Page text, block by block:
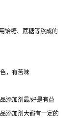
饴糖、蔗糖等熬成的
，有苦味
添加剂最/好是有益
添加剂大都有一定的